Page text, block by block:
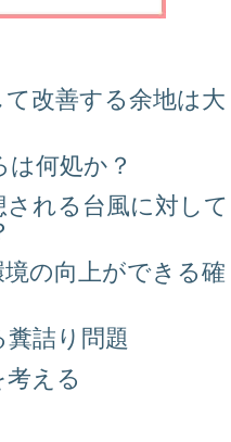
改善する余地は大
何処か？
れる台風に対して
の向上ができる確
詰り問題
える